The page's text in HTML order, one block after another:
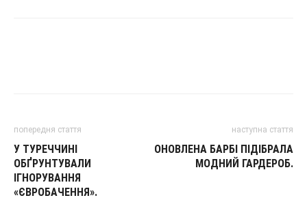
попередня стаття
У ТУРЕЧЧИНІ
ОБҐРУНТУВАЛИ
ІГНОРУВАННЯ
«ЄВРОБАЧЕННЯ».
наступна стаття
ОНОВЛЕНА БАРБІ ПІДІБРАЛА
МОДНИЙ ГАРДЕРОБ.